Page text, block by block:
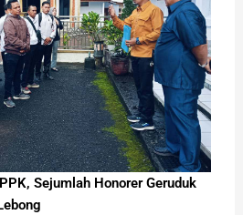
Sejumlah Honorer Geruduk